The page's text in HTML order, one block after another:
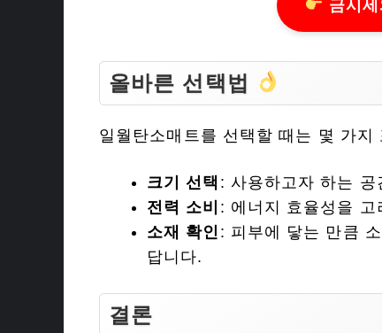
금시
올바른 선택법
일월탄소매트를 선택할 때는 몇 가
크기 선택 : 사용하고자 하는
전력 소비 : 에너지 효율성을
소재 확인 : 피부에 닿는 만큼
답니다.
결론